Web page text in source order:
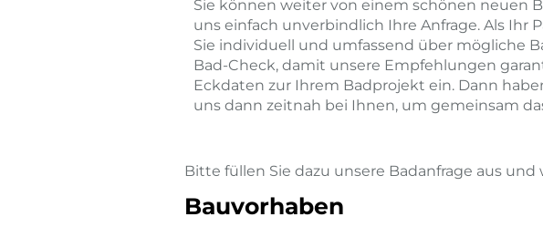
Sie können weiter von einem schönen neuen
uns einfach unverbindlich Ihre Anfrage. Als
Sie individuell und umfassend über mögliche
Bad-Check, damit unsere Empfehlungen
Eckdaten zur Ihrem Badprojekt ein. Dann
uns dann zeitnah bei Ihnen, um gemeinsam
Bitte füllen Sie dazu unsere Badanfrage aus
Bauvorhaben